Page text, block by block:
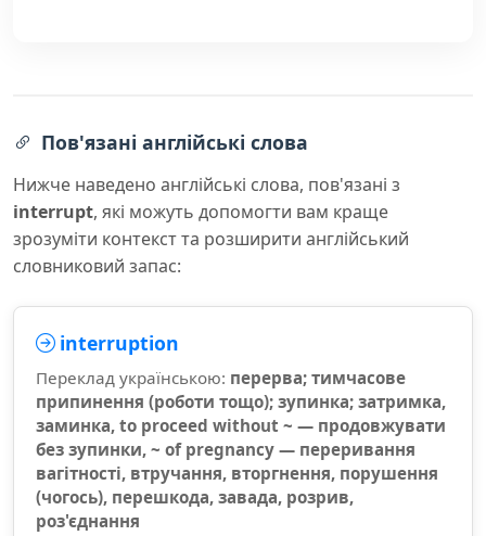
Пов'язані англійські слова
Нижче наведено англійські слова, пов'язані з
interrupt, які можуть допомогти вам краще
зрозуміти контекст та розширити англійський
словниковий запас:
interruption
Переклад українською: перерва; тимчасове
припинення (роботи тощо); зупинка; затримка,
заминка, to proceed without ~ — продовжувати
без зупинки, ~ of pregnancy — переривання
вагітності, втручання, вторгнення, порушення
(чогось), перешкода, завада, розрив,
роз'єднання